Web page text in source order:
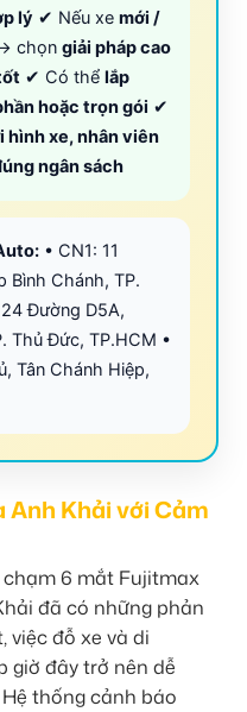
lý ✔ Nếu xe mới /
chọn giải pháp cao
✔ Có thể lắp
hoặc trọn gói ✔
hình xe, nhân viên
ngân sách
• CN1: 11
Bình Chánh, TP.
Đường D5A,
Thủ Đức, TP.HCM •
Tân Chánh Hiệp,
Khải với Cảm
6 mắt Fujitmax
đã có những phản
việc đỗ xe và di
giờ đây trở nên dễ
thống cảnh báo